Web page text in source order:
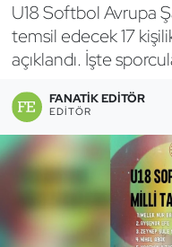
U18 Softbol Avrupa
temsil edecek 17
açıklandı. İşte
FANATIK EDITÖR
EDITÖR
Boks
Briç
Buz Hokeyi
Buz Pateni
Çim Hokeyi